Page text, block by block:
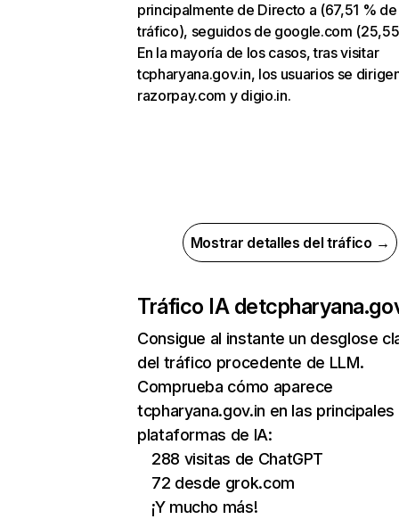
principalmente de Directo a (67,51 % de
tráfico), seguidos de google.com
En la mayoría de los casos, tras visitar
tcpharyana.gov.in, los usuarios se
razorpay.com y digio.in.
Mostrar detalles del tráfico →
Tráfico IA de
Consigue al instante un desglose
del tráfico procedente de LLM.
Comprueba cómo aparece
tcpharyana.gov.in en las principales
plataformas de IA:
288 visitas de ChatGPT
72 desde grok.com
¡Y mucho más!